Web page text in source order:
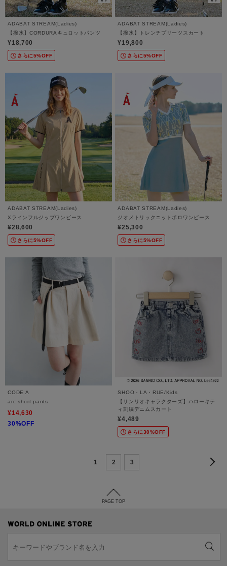
ADABAT STREAM(Ladies)
【撥水】CORDURAキュロットパンツ
¥18,700
さらに5%OFF
ADABAT STREAM(Ladies)
【撥水】トレンチプリーツスカート
¥19,800
さらに5%OFF
ADABAT STREAM(Ladies)
Xラインフルジップワンピース
¥28,600
さらに5%OFF
ADABAT STREAM(Ladies)
ジオメトリックニットポロワンピース
¥25,300
さらに5%OFF
CODE A
arc short pants
¥14,630
30%OFF
SHOO・LA・RUE/Kids
【サンリオキャラクターズ】ハローキテ
ィ刺繍デニムスカート
¥4,489
さらに30%OFF
1 2 3
PAGE TOP